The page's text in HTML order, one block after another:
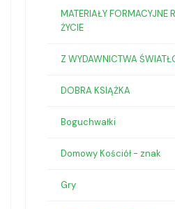
MATERIAŁY FORMACYJNE
ŻYCIE
Z WYDAWNICTWA
DOBRA KSIĄŻKA
Boguchwałki
Domowy Kościół - znak
Gry